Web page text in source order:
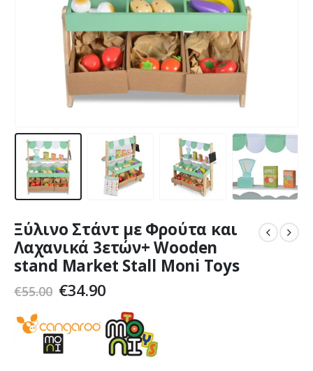
Ξύλινο Στάντ με Φρούτα και
Λαχανικά 3ετών+ Wooden
stand Market Stall Moni Toys
€55.00 €34.90